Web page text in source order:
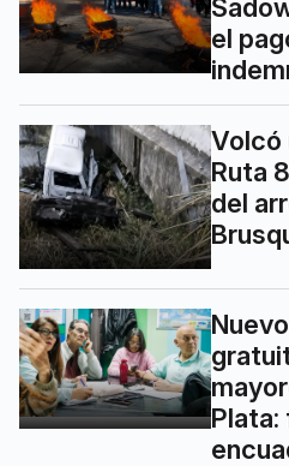
el
Volcó
Ruta
del